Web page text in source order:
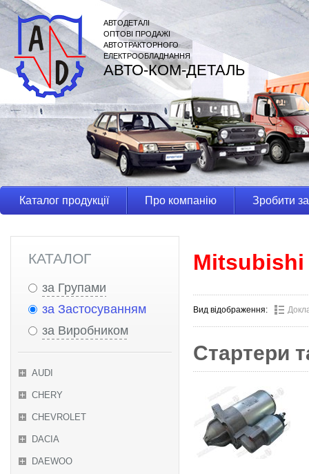
АВТОДЕТАЛІ
ОПТОВІ ПРОДАЖІ
АВТОТРАКТОРНОГО
ЕЛЕКТРООБЛАДНАННЯ
АВТО-КОМ-ДЕТАЛЬ
Каталог продукції Про компанію Зробити
КАТАЛОГ
за Групами
за Застосуванням
за Виробником
AUDI
CHERY
CHEVROLET
DACIA
DAEWOO
Mitsubishi
Вид відображення:
Стартери